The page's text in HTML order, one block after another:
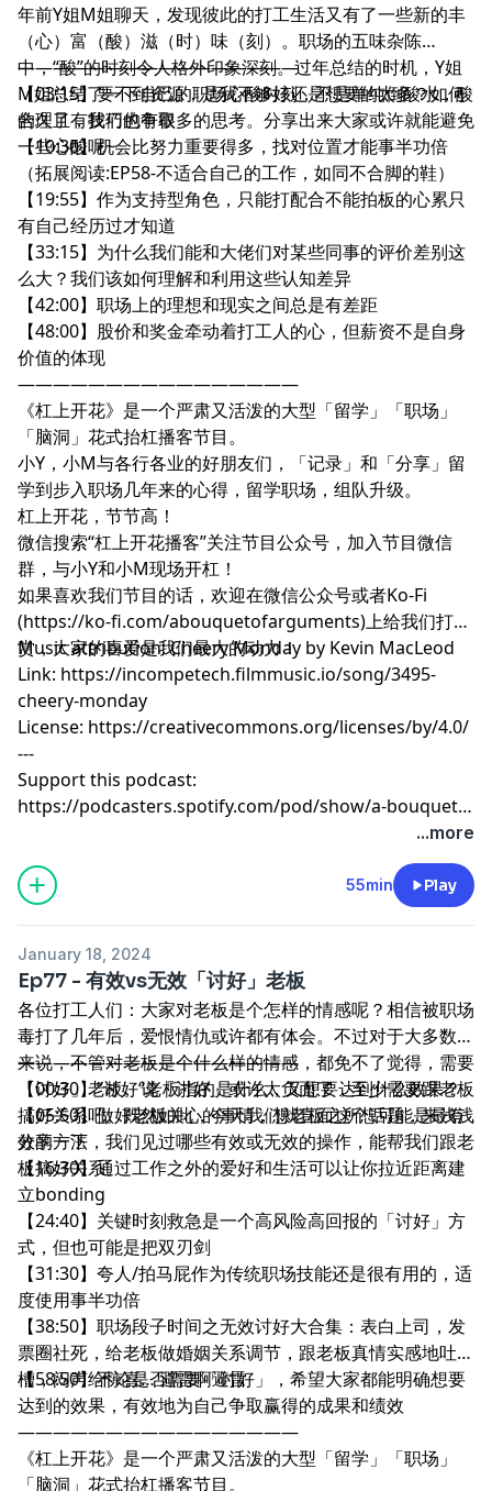
年前Y姐M姐聊天，发现彼此的打工生活又有了一些新的丰
（心）富（酸）滋（时）味（刻）。职场的五味杂陈
中，“酸”的时刻令人格外印象深刻。过年总结的时机，Y姐
M姐总结了一下自己的职场心酸时刻，不是单纯倒酸水，酸
的久了，我们也有很多的思考。分享出来大家或许就能避免
一些心酸呢~
————————————————
【03:15】要不到资源，是我不够好还是想要的太多？如何
合理且有技巧的争取
【10:30】机会比努力重要得多，找对位置才能事半功倍
（拓展阅读:EP58-不适合自己的工作，如同不合脚的鞋）
【19:55】作为支持型角色，只能打配合不能拍板的心累只
有自己经历过才知道
【33:15】为什么我们能和大佬们对某些同事的评价差别这
么大？我们该如何理解和利用这些认知差异
【42:00】职场上的理想和现实之间总是有差距
【48:00】股价和奖金牵动着打工人的心，但薪资不是自身
价值的体现
————————————————
《杠上开花》是一个严肃又活泼的大型「留学」「职场」
「脑洞」花式抬杠播客节目。
小Y，小M与各行各业的好朋友们，「记录」和「分享」留
学到步入职场几年来的心得，留学职场，组队升级。
杠上开花，节节高！
微信搜索“杠上开花播客”关注节目公众号，加入节目微信
群，与小Y和小M现场开杠！
如果喜欢我们节目的话，欢迎在微信公众号或者Ko-Fi
(https://ko-fi.com/abouquetofarguments)上给我们打
赏，大家的喜爱是我们最大的动力！
Music attribution: Cheery Monday by Kevin MacLeod
Link: https://incompetech.filmmusic.io/song/3495-
cheery-monday
License: https://creativecommons.org/licenses/by/4.0/
---
Support this podcast:
https://podcasters.spotify.com/pod/show/a-bouquet-
...more
55min Play
January 18, 2024
Ep77 - 有效vs无效「讨好」老板
各位打工人们：大家对老板是个怎样的情感呢？相信被职场
毒打了几年后，爱恨情仇或许都有体会。不过对于大多数人
来说，不管对老板是个什么样的情感，都免不了觉得，需要
「讨好」老板。说「讨好」或许太负面了，至少需要跟老板
搞好关系吧。既然如此，今天我们就直面这个话题，来浅浅
分享一下，我们见过哪些有效或无效的操作，能帮我们跟老
板搞好关系。
————————————————
【00:30】”讨好“老板指的是什么，又想要达到什么效果？
【05:50】做好老板关心的事情，想老板之所想可能是最有
效的方法
【16:30】通过工作之外的爱好和生活可以让你拉近距离建
立bonding
【24:40】关键时刻救急是一个高风险高回报的「讨好」方
式，但也可能是把双刃剑
【31:30】夸人/拍马屁作为传统职场技能还是很有用的，适
度使用事半功倍
【38:50】职场段子时间之无效讨好大合集：表白上司，发
票圈社死，给老板做婚姻关系调节，跟老板真情实感地吐
槽，闷声给惊喜… 避雷啊避雷
【58:50】不论是否需要「讨好」，希望大家都能明确想要
达到的效果，有效地为自己争取赢得的成果和绩效
————————————————
《杠上开花》是一个严肃又活泼的大型「留学」「职场」
「脑洞」花式抬杠播客节目。